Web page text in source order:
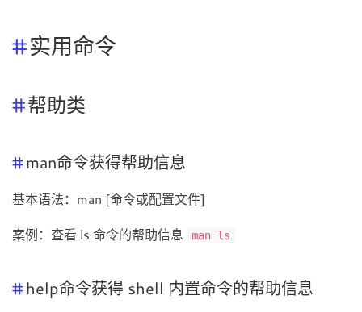
实用命令
帮助类
man命令获得帮助信息
基本语法：man [命令或配置文件]
案例：查看 ls 命令的帮助信息 man ls
help命令获得 shell 内置命令的帮助信息